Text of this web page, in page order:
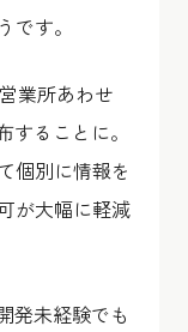
す。
業所あわせ
することに。
個別に情報を
が大幅に軽減
発未経験でも